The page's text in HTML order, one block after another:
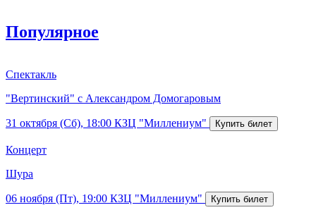
Популярное
Спектакль
"Вертинский" с Александром Домогаровым
31 октября (Сб), 18:00 КЗЦ "Миллениум"
Концерт
Шура
06 ноября (Пт), 19:00 КЗЦ "Миллениум"